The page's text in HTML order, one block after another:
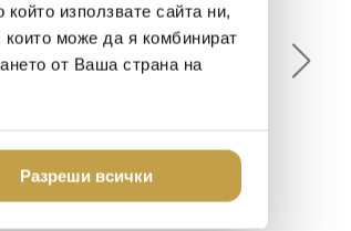
използвате сайта ни,
които може да я комбинират
от Ваша страна на
Разреши всички
08-10
място в града
Хареса ми